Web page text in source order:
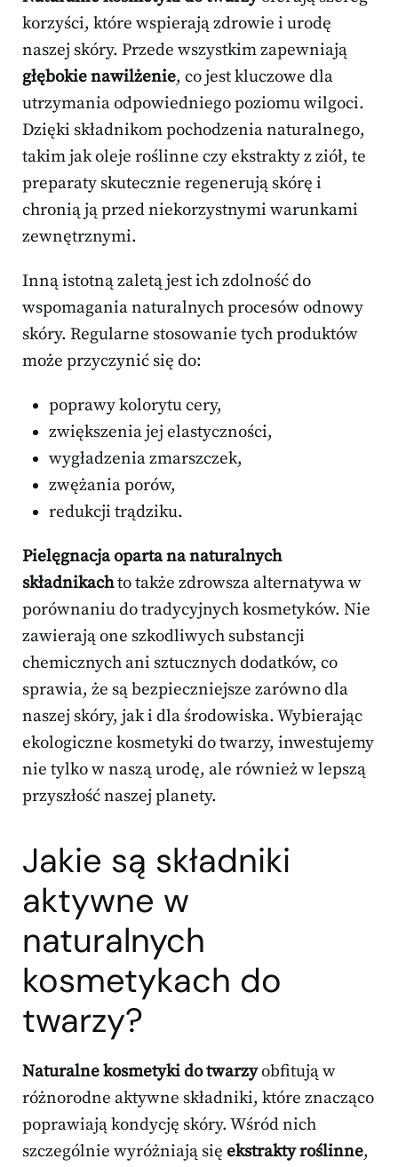
korzyści, które wspierają zdrowie i urodę
naszej skóry. Przede wszystkim zapewniają
głębokie nawilżenie, co jest kluczowe dla
utrzymania odpowiedniego poziomu wilgoci.
Dzięki składnikom pochodzenia naturalnego,
takim jak oleje roślinne czy ekstrakty z ziół, te
preparaty skutecznie regenerują skórę i
chronią ją przed niekorzystnymi warunkami
zewnętrznymi.
Inną istotną zaletą jest ich zdolność do
wspomagania naturalnych procesów odnowy
skóry. Regularne stosowanie tych produktów
może przyczynić się do:
poprawy kolorytu cery,
zwiększenia jej elastyczności,
wygładzenia zmarszczek,
zwężania porów,
redukcji trądziku.
Pielęgnacja oparta na naturalnych
składnikachto także zdrowsza alternatywa w
porównaniu do tradycyjnych kosmetyków. Nie
zawierają one szkodliwych substancji
chemicznych ani sztucznych dodatków, co
sprawia, że są bezpieczniejsze zarówno dla
naszej skóry, jak i dla środowiska. Wybierając
ekologiczne kosmetyki do twarzy, inwestujemy
nie tylko w naszą urodę, ale również w lepszą
przyszłość naszej planety.
Jakie są składniki
aktywne w
naturalnych
kosmetykach do
twarzy?
Naturalne kosmetyki do twarzyobfitują w
różnorodne aktywne składniki, które znacząco
poprawiają kondycję skóry. Wśród nich
szczególnie wyróżniają się ekstrakty roślinne,